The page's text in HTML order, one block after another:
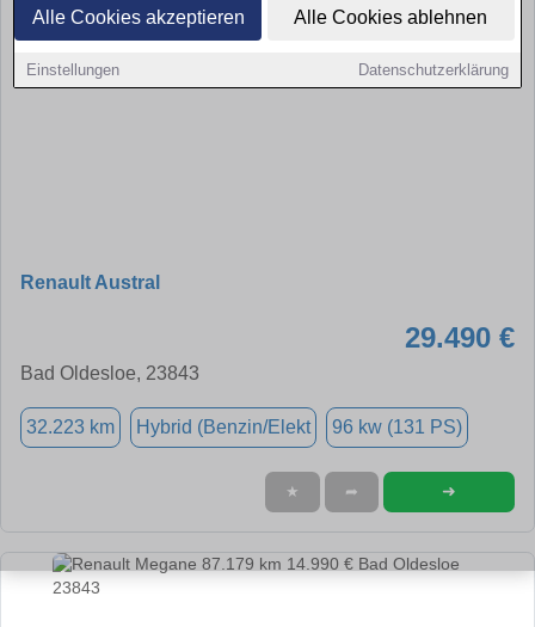
Alle Cookies akzeptieren Alle Cookies ablehnen
Einstellungen Datenschutzerklärung
Renault Austral
29.490 €
Bad Oldesloe, 23843
32.223 km Hybrid (Benzin/Elekt 96 kw (131 PS)
★ ➦ ➜